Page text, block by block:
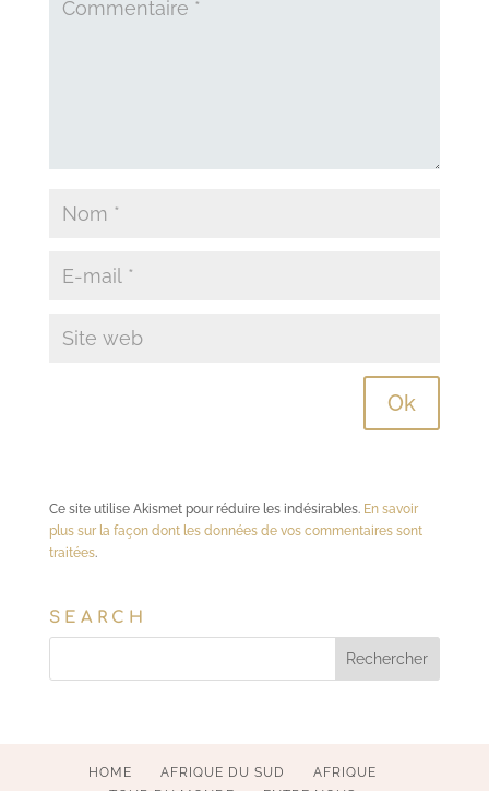
Ce site utilise Akismet pour réduire les indésirables. En savoir
plus sur la façon dont les données de vos commentaires sont
traitées.
SEARCH
HOME AFRIQUE DU SUD
AFRIQUE